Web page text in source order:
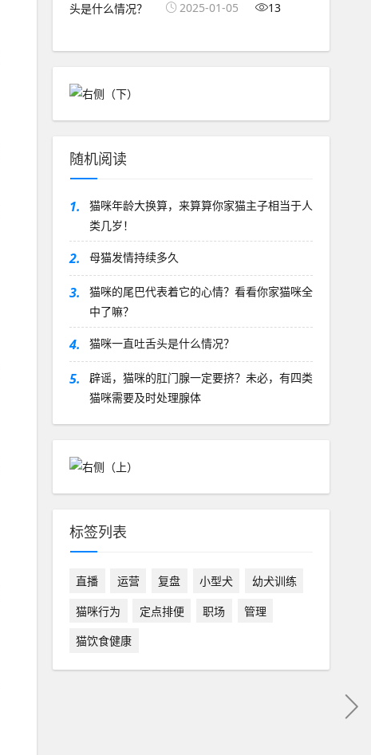
2025-01-05
13
随机阅读
1.
猫咪年龄大换算，来算算你家猫主子相当于人
类几岁！
2. 母猫发情持续多久
3.
猫咪的尾巴代表着它的心情？看看你家猫咪全
中了嘛？
4. 猫咪一直吐舌头是什么情况？
5.
辟谣，猫咪的肛门腺一定要挤？未必，有四类
猫咪需要及时处理腺体
标签列表
直播 运营 复盘 小型犬
幼犬训练
猫咪行为
定点排便 职场
管理
猫饮食健康